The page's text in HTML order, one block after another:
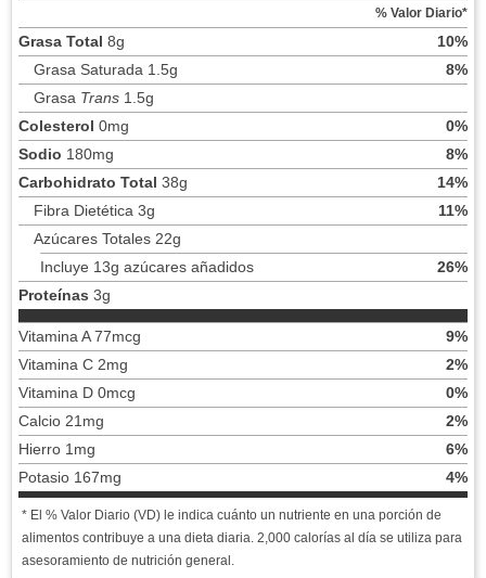
% Valor Diario*
Grasa Total 8g
10%
Grasa Saturada 1.5g
8%
Grasa Trans1.5g
Colesterol 0mg
0%
Sodio 180mg
8%
Carbohidrato Total 38g
14%
Fibra Dietética 3g
11%
Azúcares Totales 22g
Incluye 13g azúcares añadidos
26%
Proteínas 3g
Vitamina A 77mcg
9%
Vitamina C 2mg
2%
Vitamina D 0mcg
0%
Calcio 21mg
2%
Hierro 1mg
6%
Potasio 167mg
4%
* El % Valor Diario (VD) le indica cuánto un nutriente en una porción de
alimentos contribuye a una dieta diaria. 2,000 calorías al día se utiliza para
asesoramiento de nutrición general.